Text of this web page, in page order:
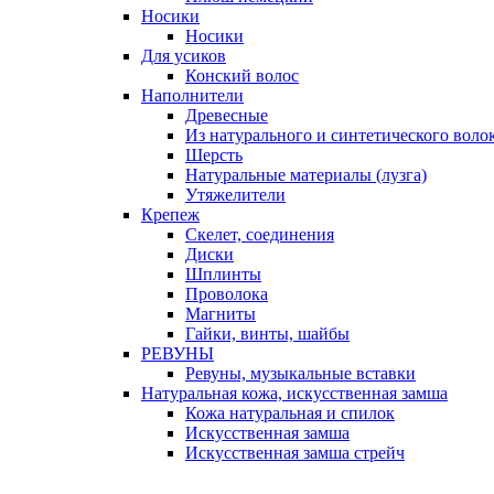
Носики
Носики
Для усиков
Конский волос
Наполнители
Древесные
Из натурального и синтетического
Шерсть
Натуральные материалы (лузга)
Утяжелители
Крепеж
Скелет, соединения
Диски
Шплинты
Проволока
Магниты
Гайки, винты, шайбы
РЕВУНЫ
Ревуны, музыкальные вставки
Натуральная кожа, искусственная замша
Кожа натуральная и спилок
Искусственная замша
Искусственная замша стрейч